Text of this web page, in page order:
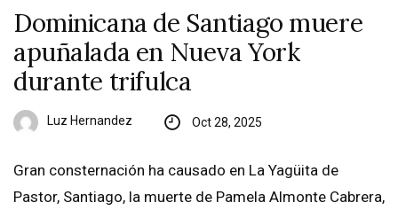
Dominicana de Santiago muere
apuñalada en Nueva York
durante trifulca
Luz Hernandez Oct 28, 2025
Gran consternación ha causado en La Yagüita de
Pastor, Santiago, la muerte de Pamela Almonte Cabrera,